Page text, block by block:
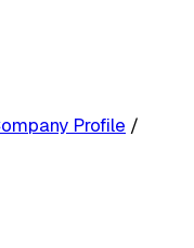
Profile /